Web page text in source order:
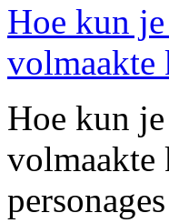
Hoe kun
volmaakte
Hoe kun
volmaakte